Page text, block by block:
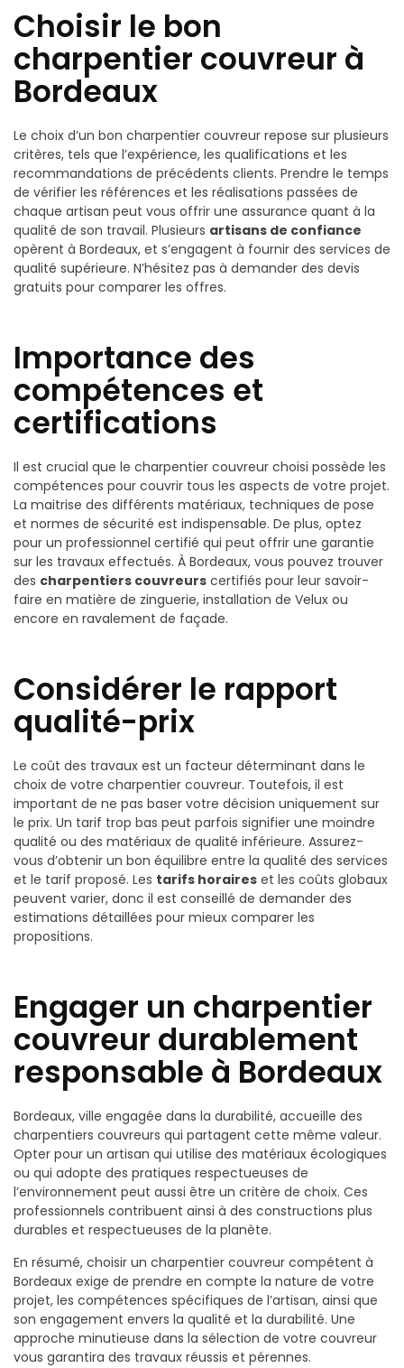
Choisir le bon
charpentier couvreur à
Bordeaux
Le choix d’un bon charpentier couvreur repose sur plusieurs
critères, tels que l’expérience, les qualifications et les
recommandations de précédents clients. Prendre le temps
de vérifier les références et les réalisations passées de
chaque artisan peut vous offrir une assurance quant à la
qualité de son travail. Plusieurs artisans de confiance
opèrent à Bordeaux, et s’engagent à fournir des services de
qualité supérieure. N’hésitez pas à demander des devis
gratuits pour comparer les offres.
Importance des
compétences et
certifications
Il est crucial que le charpentier couvreur choisi possède les
compétences pour couvrir tous les aspects de votre projet.
La maitrise des différents matériaux, techniques de pose
et normes de sécurité est indispensable. De plus, optez
pour un professionnel certifié qui peut offrir une garantie
sur les travaux effectués. À Bordeaux, vous pouvez trouver
des charpentiers couvreurs certifiés pour leur savoir-
faire en matière de zinguerie, installation de Velux ou
encore en ravalement de façade.
Considérer le rapport
qualité-prix
Le coût des travaux est un facteur déterminant dans le
choix de votre charpentier couvreur. Toutefois, il est
important de ne pas baser votre décision uniquement sur
le prix. Un tarif trop bas peut parfois signifier une moindre
qualité ou des matériaux de qualité inférieure. Assurez-
vous d’obtenir un bon équilibre entre la qualité des services
et le tarif proposé. Les tarifs horaires et les coûts globaux
peuvent varier, donc il est conseillé de demander des
estimations détaillées pour mieux comparer les
propositions.
Engager un charpentier
couvreur durablement
responsable à Bordeaux
Bordeaux, ville engagée dans la durabilité, accueille des
charpentiers couvreurs qui partagent cette même valeur.
Opter pour un artisan qui utilise des matériaux écologiques
ou qui adopte des pratiques respectueuses de
l’environnement peut aussi être un critère de choix. Ces
professionnels contribuent ainsi à des constructions plus
durables et respectueuses de la planète.
En résumé, choisir un charpentier couvreur compétent à
Bordeaux exige de prendre en compte la nature de votre
projet, les compétences spécifiques de l’artisan, ainsi que
son engagement envers la qualité et la durabilité. Une
approche minutieuse dans la sélection de votre couvreur
vous garantira des travaux réussis et pérennes.